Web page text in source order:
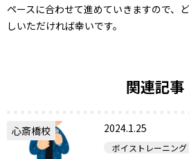
ペースに合わせて進めていきますので、
しいただければ幸いです。
関連記事
心斎橋校 2024.1.25
ボイストレーニング